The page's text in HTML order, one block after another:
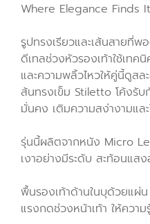
Where Elegance Finds
รูปทรงเรียวและเส้นสายที่
ดีเทลช่วงหัวรองเท้าใช้เท
และความพลิ้วไหวให้คู่นี้ดูส
ส้นทรงเข็ม Stiletto โค้งรับ
มั่นคง เติมความสง่างามแล
รุ่นนี้ผลิตจากหนัง Micro
เงาอย่างมีระดับ สะท้อนแส
พื้นรองเท้าด้านในบุด้วยแผ่
แรงกดช่วงหน้าเท้า ให้ควา